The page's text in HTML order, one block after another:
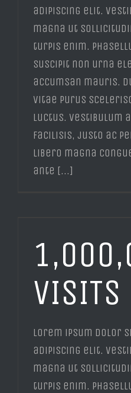
adipiscing elit.
magna ut
turpis enim.
suscipit non urna
accumsan mauris.
vitae purus
luctus. Vestibulum
facilisis, justo ac
libero magna
ante [...]
VISITS
Lorem ipsum dolor
adipiscing elit.
magna ut
turpis enim.